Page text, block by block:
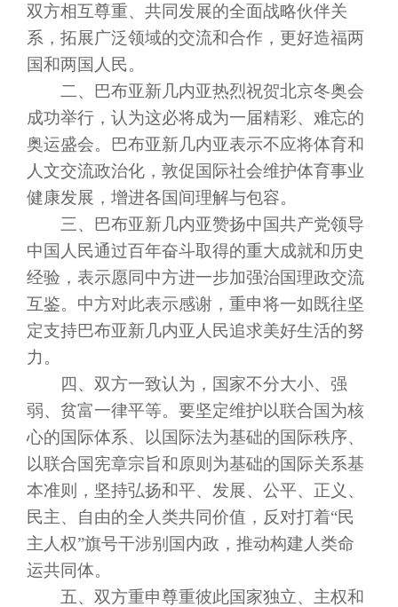
双方相互尊重、共同发展的全面战略伙伴关
系，拓展广泛领域的交流和合作，更好造福两
国和两国人民。
二、巴布亚新几内亚热烈祝贺北京冬奥会
成功举行，认为这必将成为一届精彩、难忘的
奥运盛会。巴布亚新几内亚表示不应将体育和
人文交流政治化，敦促国际社会维护体育事业
健康发展，增进各国间理解与包容。
三、巴布亚新几内亚赞扬中国共产党领导
中国人民通过百年奋斗取得的重大成就和历史
经验，表示愿同中方进一步加强治国理政交流
互鉴。中方对此表示感谢，重申将一如既往坚
定支持巴布亚新几内亚人民追求美好生活的努
力。
四、双方一致认为，国家不分大小、强
弱、贫富一律平等。要坚定维护以联合国为核
心的国际体系、以国际法为基础的国际秩序、
以联合国宪章宗旨和原则为基础的国际关系基
本准则，坚持弘扬和平、发展、公平、正义、
民主、自由的全人类共同价值，反对打着“民
主人权”旗号干涉别国内政，推动构建人类命
运共同体。
五、双方重申尊重彼此国家独立、主权和